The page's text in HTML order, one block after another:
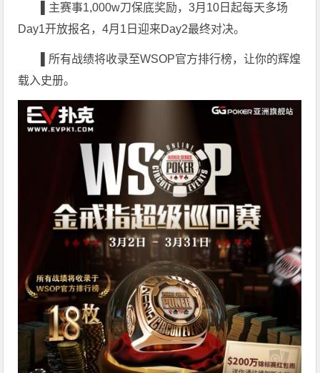
主赛事1,000w刀保底奖励，3月10日起每天多场
Day1开放报名，4月1日迎来Day2最终对决。
所有战绩将收录至WSOP官方排行榜，让你的辉煌
载入史册。